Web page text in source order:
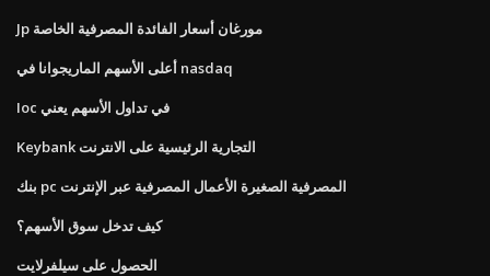
Jp مورغان أسعار الفائدة المصرفية الخاصة
أعلى الأسهم الماريجوانا في nasdaq
Ioc في تداول الأسهم يعني
Keybank التجارية الرئيسية على الانترنت
بنك pc المصرفية الصغيرة الأعمال المصرفية عبر الإنترنت
كيف تدخل سوق الأسهم؟
الحصول على سيلفرلايت